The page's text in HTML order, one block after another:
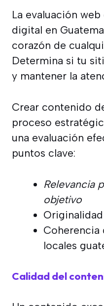
La evaluación
digital en
corazón de
Determina si tu
y mantener la
Crear contenido
proceso
una evaluación
puntos clave:
Relevancia
objetivo
Coherencia
locales
Calidad del